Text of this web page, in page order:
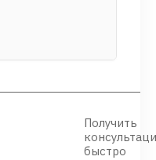
Получить
быстро